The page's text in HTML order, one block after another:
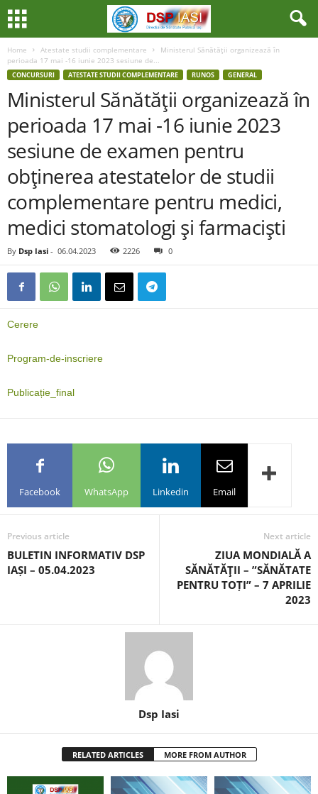
Home Atestate studii complementare
Ministerul Sănătăţii organizează în
perioada 17 mai -16 iunie 2023 sesiune de...
CONCURSURI ATESTATE STUDII COMPLEMENTARE RUNOS GENERAL
Ministerul Sănătăţii organizează în
perioada 17 mai -16 iunie 2023
sesiune de examen pentru
obţinerea atestatelor de studii
complementare pentru medici,
medici stomatologi şi farmacişti
By Dsp Iasi - 06.04.2023 2226 0
Cerere
Program-de-inscriere
Publicație_final
Facebook WhatsApp Linkedin Email
Previous article
BULETIN INFORMATIV DSP
IAȘI – 05.04.2023
Next article
ZIUA MONDIALĂ A
SĂNĂTĂŢII – ”SĂNĂTATE
PENTRU TOȚI” – 7 APRILIE
2023
Dsp Iasi
RELATED ARTICLES MORE FROM AUTHOR